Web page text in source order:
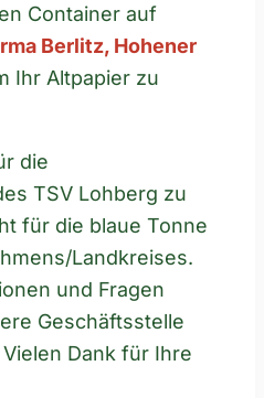
Container auf
Berlitz, Hohener
Ihr Altpapier zu
die
TSV Lohberg zu
für die blaue Tonne
Landkreises.
und Fragen
Geschäftsstelle
Dank für Ihre